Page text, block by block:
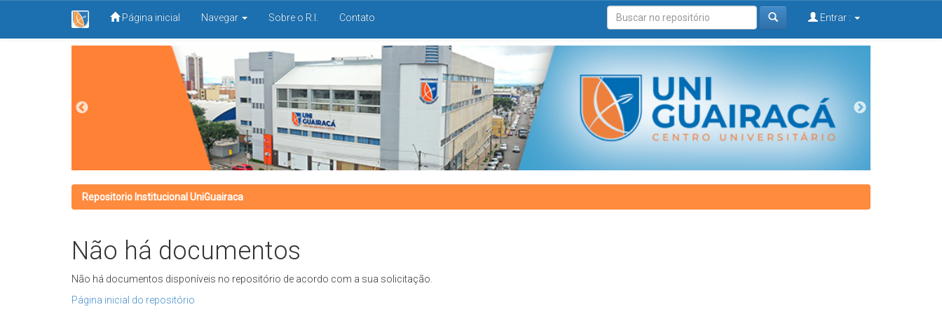
Página inicial Navegar Sobre o R.I. Contato Entrar :
Repositorio Institucional UniGuairaca
Não há documentos
Não há documentos disponíveis no repositório de acordo com a sua solicitação.
Página inicial do repositório